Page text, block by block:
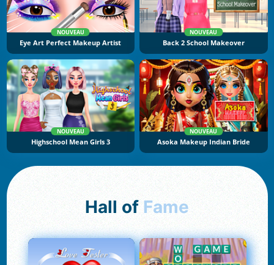
NOUVEAU
Eye Art Perfect Makeup Artist
NOUVEAU
Back 2 School Makeover
NOUVEAU
Highschool Mean Girls 3
NOUVEAU
Asoka Makeup Indian Bride
Hall of Fame